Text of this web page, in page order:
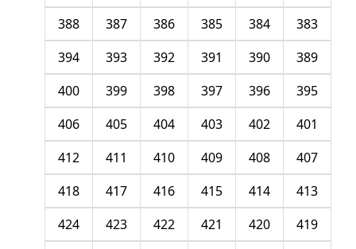
383
384
385
386
387
388
389
390
391
392
393
394
395
396
397
398
399
400
401
402
403
404
405
406
407
408
409
410
411
412
413
414
415
416
417
418
419
420
421
422
423
424